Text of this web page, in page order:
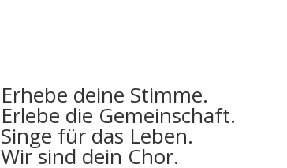
Erhebe deine Stimme.
Erlebe die Gemeinschaft.
Singe für das Leben.
Wir sind dein Chor.